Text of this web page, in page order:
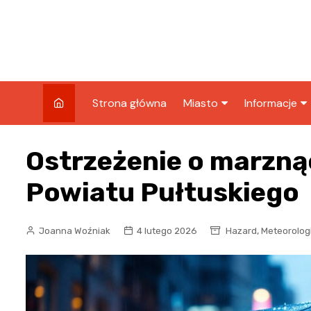
Strona główna Miasto
Wydarzenia
Kronika policyjna
Informacje
Podróże
Biznes
Ostrzeżenie o
Powiatu Pułtuskiego
Joanna Woźniak 4 lutego 2026 Hazard,